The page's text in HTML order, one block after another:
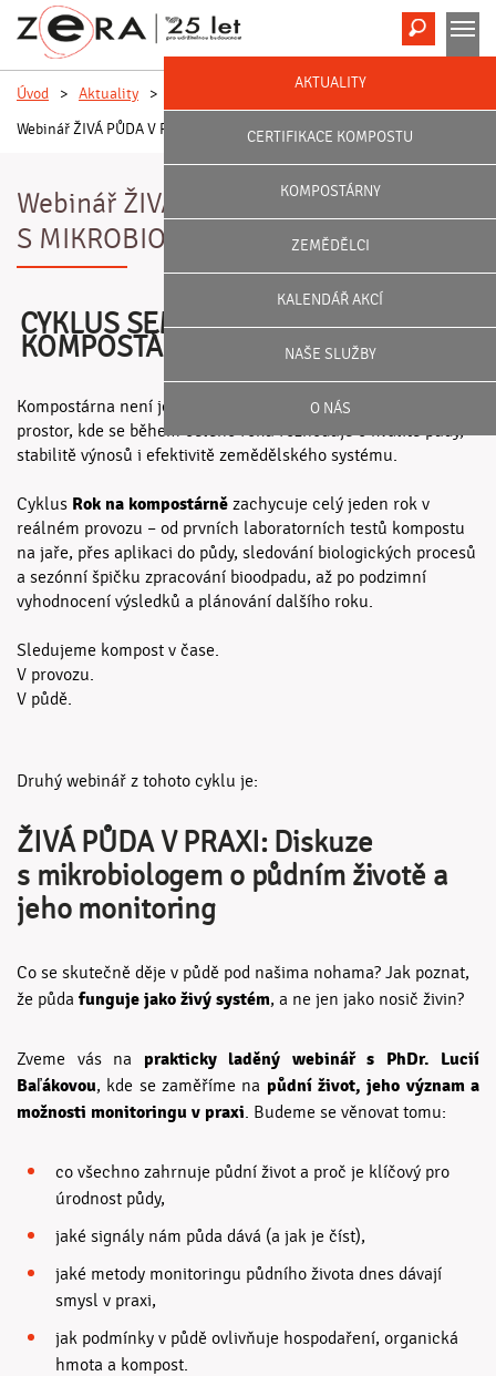
Hledat
AKTUALITY
CERTIFIKACE KOMPOSTU
KOMPOSTÁRNY
ZEMĚDĚLCI
KALENDÁŘ AKCÍ
NAŠE SLUŽBY
O NÁS
Úvod > Aktuality
>
Webinář ŽIVÁ PŮDA V PRAXI: DISKUZE S MIKROBIOLOGEM
Webinář ŽIVÁ PŮDA V PRAXI: DISKUZE
S MIKROBIOLOGEM
CYKLUS SEMINÁŘŮ ROK NA
KOMPOSTÁRNĚ
Kompostárna není jen místo, kde vzniká kompost. Je to
prostor, kde se během celého roku rozhoduje o kvalitě půdy,
stabilitě výnosů i efektivitě zemědělského systému.
Cyklus Rok na kompostárně zachycuje celý jeden rok v
reálném provozu – od prvních laboratorních testů kompostu
na jaře, přes aplikaci do půdy, sledování biologických procesů
a sezónní špičku zpracování bioodpadu, až po podzimní
vyhodnocení výsledků a plánování dalšího roku.
Sledujeme kompost v čase.
V provozu.
V půdě.
Druhý webinář z tohoto cyklu je:
ŽIVÁ PŮDA V PRAXI: Diskuze
s mikrobiologem o půdním životě a
jeho monitoring
Co se skutečně děje v půdě pod našima nohama? Jak poznat,
že půda funguje jako živý systém, a ne jen jako nosič živin?
Zveme vás na prakticky laděný webinář s PhDr. Lucií
Baľákovou, kde se zaměříme na půdní život, jeho význam a
možnosti monitoringu v praxi. Budeme se věnovat tomu:
co všechno zahrnuje půdní život a proč je klíčový pro
úrodnost půdy,
jaké signály nám půda dává (a jak je číst),
jaké metody monitoringu půdního života dnes dávají
smysl v praxi,
jak podmínky v půdě ovlivňuje hospodaření, organická
hmota a kompost.